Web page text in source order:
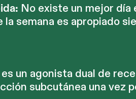
No existe un mejor
la semana es apropiado
un agonista dual de
subcutánea una vez